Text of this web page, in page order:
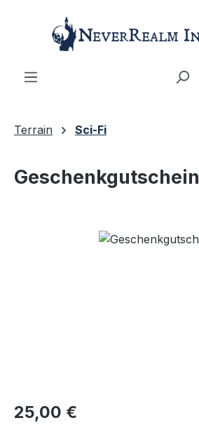
Zum Hauptinhalt springen
Terrain Sci-Fi
Geschenkgutschein
Bildergalerie überspringen
Regulärer Preis:
25,00 €